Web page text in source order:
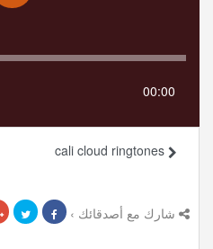
00:00
شارك مع أصدقائك ›